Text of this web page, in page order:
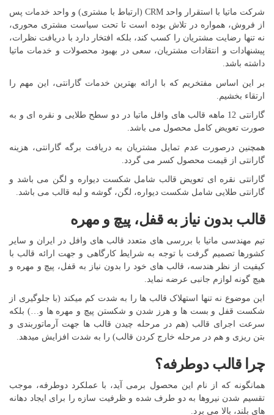
شرکت ماتیا با استقرار واحد CRM (ارتباط با مشتری) و واحد خدمات پس
از فروش، همواره در تلاش بوده است تا تحت سیاست مشتری محوری،
نه تنها رضایت مشتریان را کسب کند، بلکه افتخار دارد با دریافت نظرات،
پیشنهادات و انتقادات مشتریان، سعی در بهبود محصولات و خدمات ماتیا
داشته باشد.
بر این اساس مفتخریم که با ارائه بهترین خدمات گارانتی، این مهم را
ارتقاء بخشیم.
گارانتی 12 ماهه قالب های وافل ماتیا در دو سطح طلایی و نقره ای و به
صورت تعویض کامل محصول می باشد.
همچنین درصورت عدم تمایل مشتریان به دریافت برگه گارانتی، هزینه
گارانتی از قیمت محصول کسر می گردد.
گارانتی نقره ای تعویض قالب شامل شکست دیواره و لگن می باشد و
گارانتی طلایی شامل شکست دیواره، لگن، گوشه و لبه قالب می باشد.
قالب بدون نیاز به قفل، پیچ و مهره
تیم مهندسی ماتیا با بررسی های متعدد قالب های وافل در ایران و سایر
کشورها تصمیم گرفت با توجه به شرایط کارگاهی و جهت ارائه قالب با
کیفیت از نظر هندسه، قالب های خود را بدون نیاز به قفل، پیچ و مهره و
هیچ گونه لوازم جانبی عرضه نماید.
این موضوع نه تنها استهلاک قالب ها را به شدت کم میکند (با جلوگیری از
شکست قفل و بست ها و هرز شدن و شکستن پیچ و مهره ها و…) بلکه
سرعت اجرای قالب (هم در مرحله چیدن قالب ها جهت آرماتوربندی و
بتن ریزی و هم در مرحله خارج کردن قالب) را به شدت افزایش میدهد.
چرا قالب دوطرفه؟
همانگونه که از نام این محصول برمی آید، با عملکرد دوطرفه، موجب
تقسیم شدن نیروها به دو طرف شده و ظرفیت سازه را برای ایجاد دهانه
های بلند، بالا می برد.